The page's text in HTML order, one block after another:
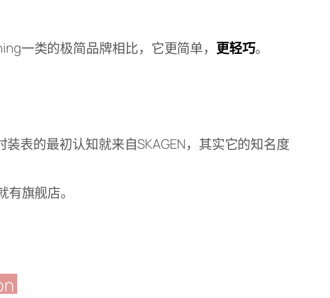
一类的极简品牌相比，它更简单，更轻巧。
表的最初认知就来自SKAGEN，其实它的知名度
旗舰店。